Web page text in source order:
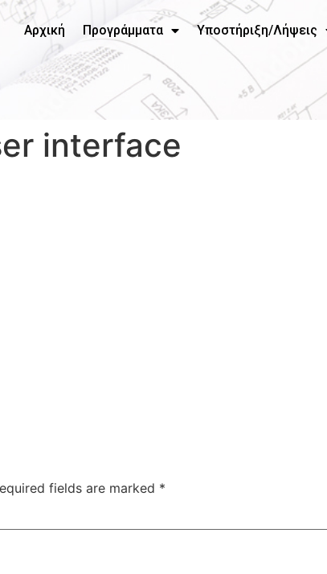
Αρχική Προγράμματα Υποστήριξη/Λήψεις
interface
fields are marked *